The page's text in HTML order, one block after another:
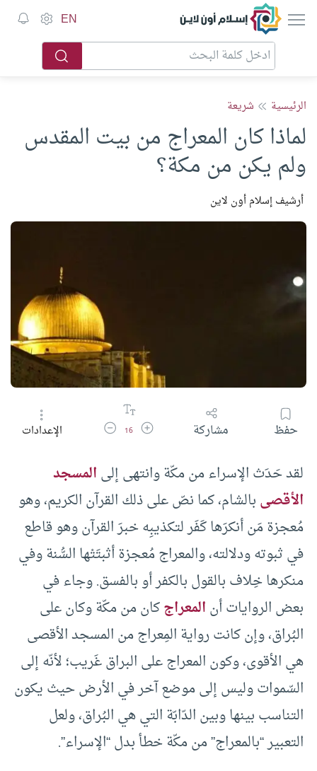
إسلام أون لاين EN
الرئيسية شريعة
لماذا كان المعراج من بيت المقدس
ولم يكن من مكة؟
أرشيف إسلام أون لاين
حفظ مشاركة زيادة حجم الخط
16 تقليل حجم الخطالإعدادات
لقد حَدَث الإسراء من مكّة وانتهى إلىالمسجد
الأقصىبالشام، كما نصّ على ذلك القرآن الكريم، وهو
مُعجزة مَن أنكرَها كَفَر لتكذيبِه خبرَ القرآن وهو قاطع
في ثبوته ودلالته، والمعراج مُعجزة أثبتَتْها السُّنة وفي
منكرها خِلاف بالقول بالكفر أو بالفسق. وجاء في
بعض الروايات أنالمعراجكان من مكّة وكان على
البُراق، وإن كانت رواية المِعراج من المسجد الأقصى
هي الأقوى، وكون المعراج على البراق غَريب؛ لأنّه إلى
السّموات وليس إلى موضع آخر في الأرض حيث يكون
التناسب بينها وبين الدّابّة التي هي البُراق، ولعل
التعبير “بالمعراج” من مكّة خطأ بدل “الإسراء”.